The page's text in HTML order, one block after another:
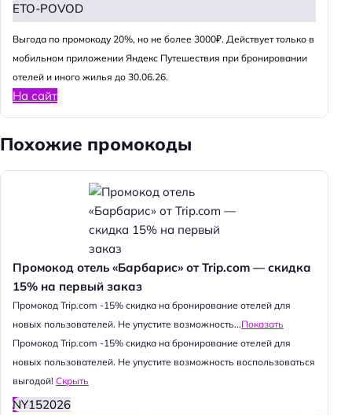
ETO-POVOD
Выгода по промокоду 20%, но не более 3000₽. Действует только в
мобильном приложении Яндекс Путешествия при бронировании
отелей и иного жилья до 30.06.26.
На сайт
Похожие промокоды
Промокод отель «Барбарис» от Trip.com — скидка
15% на первый заказ
Промокод Trip.com -15% скидка на бронирование отелей для
новых пользователей. Не упустите возможность...Показать
Промокод Trip.com -15% скидка на бронирование отелей для
новых пользователей. Не упустите возможность воспользоваться
выгодой! Скрыть
NY152026